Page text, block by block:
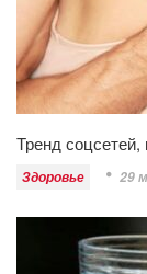
Тренд
Здоровье 29